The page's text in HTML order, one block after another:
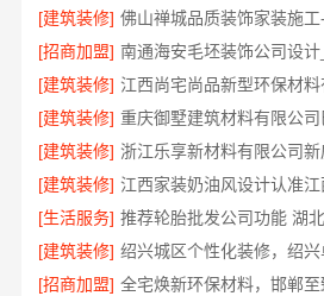
[建筑装修]
[招商加盟]
[建筑装修]
[建筑装修] 重庆御墅建筑材料有限公
[建筑装修] 浙江乐享新材料有限公司新
[建筑装修]
[生活服务]
[建筑装修]
[招商加盟]